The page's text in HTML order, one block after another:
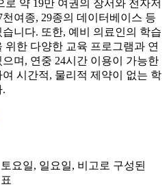
약 19만 여권의 장서와 전자저
여종, 29종의 데이터베이스 등
니다. 또한, 예비 의료인의 학습
한 다양한 교육 프로그램과 연
며, 연중 24시간 이용이 가능한
시간적, 물리적 제약이 없는 학
.
요일, 일요일, 비고로 구성된
표